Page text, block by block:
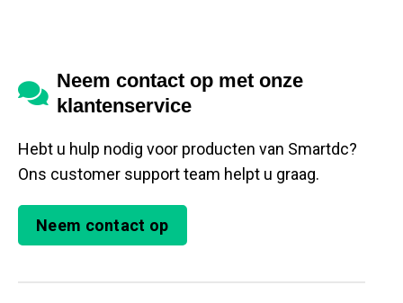
Neem contact op met onze
klantenservice
Hebt u hulp nodig voor producten van Smartdc?
Ons customer support team helpt u graag.
Neem contact op